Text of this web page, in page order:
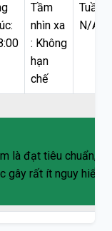
Tầm
nhìn xa
: Không
hạn
chế
Tuần
N/A
là đạt tiêu chuẩn,
gây rất ít nguy hiểm